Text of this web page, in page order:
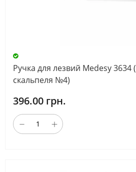
Ручка для лезвий Medesy 3634
скальпеля №4)
396.00 грн.